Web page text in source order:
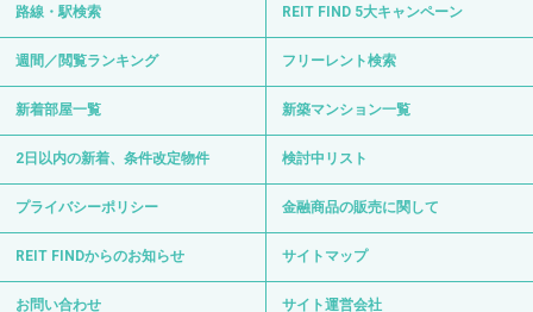
路線・駅検索 REIT FIND 5大キャンペーン
週間／閲覧ランキング フリーレント検索
新着部屋一覧 新築マンション一覧
2日以内の新着、条件改定物件 検討中リスト
プライバシーポリシー 金融商品の販売に関して
REIT FINDからのお知らせ サイトマップ
お問い合わせ サイト運営会社